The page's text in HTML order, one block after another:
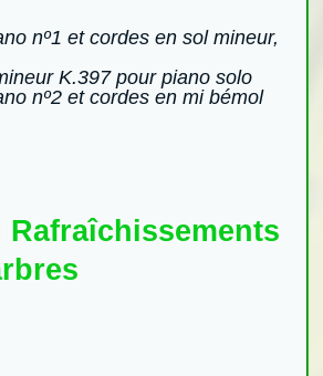
nº1 et cordes en sol mineur,
K.397 pour piano solo
nº2 et cordes en mi bémol
Rafraîchissements